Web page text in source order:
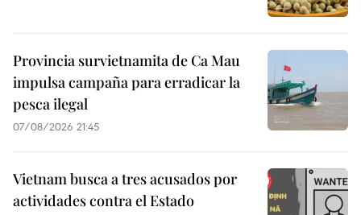
Provincia survietnamita de Ca Mau
impulsa campaña para erradicar la
pesca ilegal
07/08/2026 21:45
Vietnam busca a tres acusados por
actividades contra el Estado